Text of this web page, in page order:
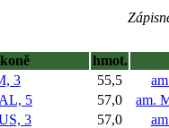
hmot.
3 55,5
5 57,0
am.
3 57,0